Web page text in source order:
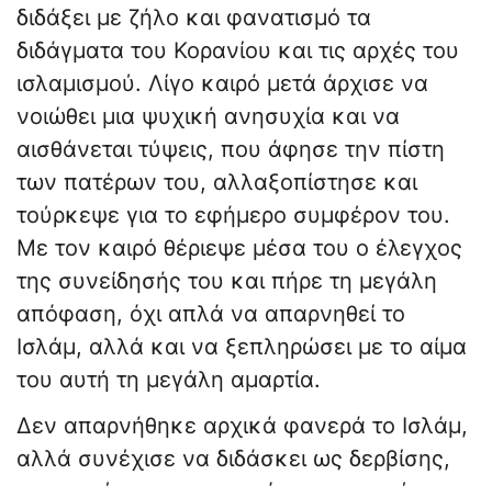
διδάξει με ζήλο και φανατισμό τα
διδάγματα του Κορανίου και τις αρχές του
ισλαμισμού. Λίγο καιρό μετά άρχισε να
νοιώθει μια ψυχική ανησυχία και να
αισθάνεται τύψεις, που άφησε την πίστη
των πατέρων του, αλλαξοπίστησε και
τούρκεψε για το εφήμερο συμφέρον του.
Με τον καιρό θέριεψε μέσα του ο έλεγχος
της συνείδησής του και πήρε τη μεγάλη
απόφαση, όχι απλά να απαρνηθεί το
Ισλάμ, αλλά και να ξεπληρώσει με το αίμα
του αυτή τη μεγάλη αμαρτία.
Δεν απαρνήθηκε αρχικά φανερά το Ισλάμ,
αλλά συνέχισε να διδάσκει ως δερβίσης,